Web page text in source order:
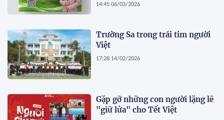
14:45 06/03/2026
Trường Sa trong trái tim người
Việt
17:28 14/02/2026
Gặp gỡ những con người lặng lẽ
"giữ lửa" cho Tết Việt